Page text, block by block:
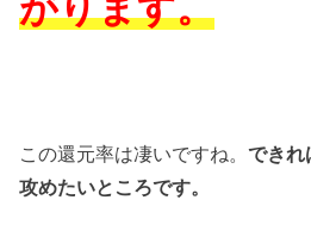
この還元率は凄いですね。できれ
攻めたいところです。